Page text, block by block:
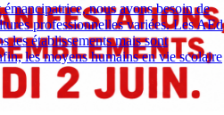
nous avons besoin de
professionnelles variées. Les AEd
les établissements mais sont
les moyens humains en vie scolaire